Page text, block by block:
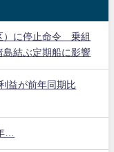
）に停止命令 乗組
結ぶ定期船に影響
益が前年同期比
…